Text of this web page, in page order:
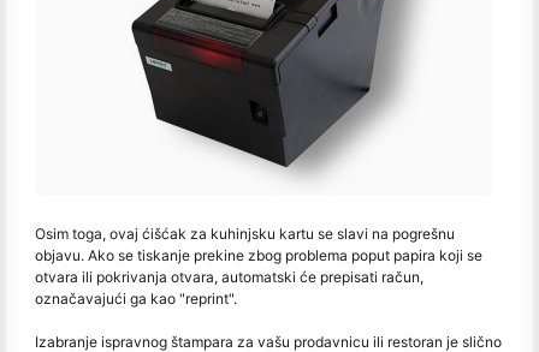
Osim toga, ovaj ćišćak za kuhinjsku kartu se slavi na pogrešnu
objavu. Ako se tiskanje prekine zbog problema poput papira koji se
otvara ili pokrivanja otvara, automatski će prepisati račun,
označavajući ga kao "reprint".
Izabranje ispravnog štampara za vašu prodavnicu ili restoran je slično